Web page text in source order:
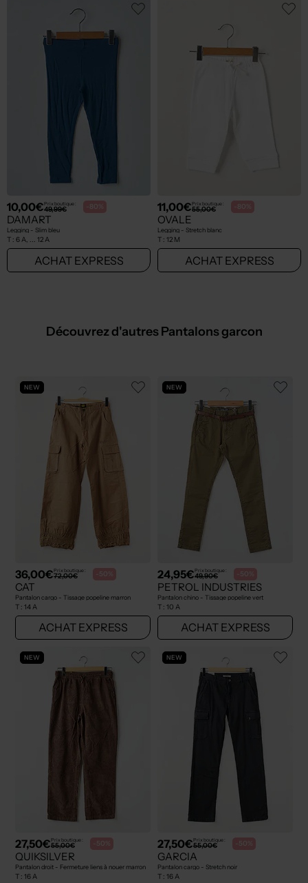
10,00€Prix boutique :
49,99€ -80%
DAMART
Legging - Slim bleu
T : 6 A, ... 12 A
ACHAT EXPRESS
11,00€Prix boutique :
55,00€ -80%
OVALE
Legging - Stretch blanc
T : 12 M
ACHAT EXPRESS
Découvrez d'autres Pantalons garcon
NEW
36,00€Prix boutique :
72,00€ -50%
CAT
Pantalon cargo - Tissage popeline marron
T : 14 A
ACHAT EXPRESS
NEW
24,95€Prix boutique :
49,90€ -50%
PETROL INDUSTRIES
Pantalon chino - Tissage popeline vert
T : 10 A
ACHAT EXPRESS
NEW
27,50€Prix boutique :
55,00€ -50%
QUIKSILVER
Pantalon droit - Fermeture liens à nouer marron
T : 16 A
NEW
27,50€Prix boutique :
55,00€ -50%
GARCIA
Pantalon cargo - Stretch noir
T : 16 A